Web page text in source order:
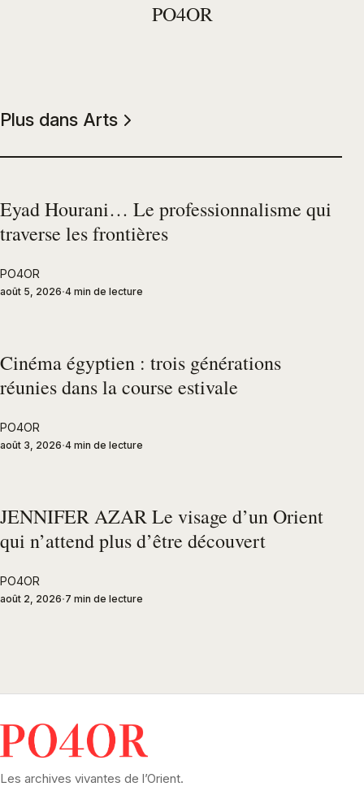
PO4OR
Plus dans Arts
Eyad Hourani… Le professionnalisme qui
traverse les frontières
PO4OR
août 5, 2026 4 min de lecture
Cinéma égyptien : trois générations
réunies dans la course estivale
PO4OR
août 3, 2026 4 min de lecture
JENNIFER AZAR Le visage d’un Orient
qui n’attend plus d’être découvert
PO4OR
août 2, 2026 7 min de lecture
Les archives vivantes de l’Orient.